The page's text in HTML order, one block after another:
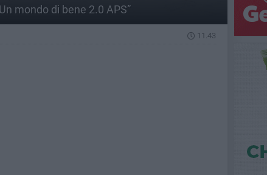
mondo di bene 2.0 APS”
11.43